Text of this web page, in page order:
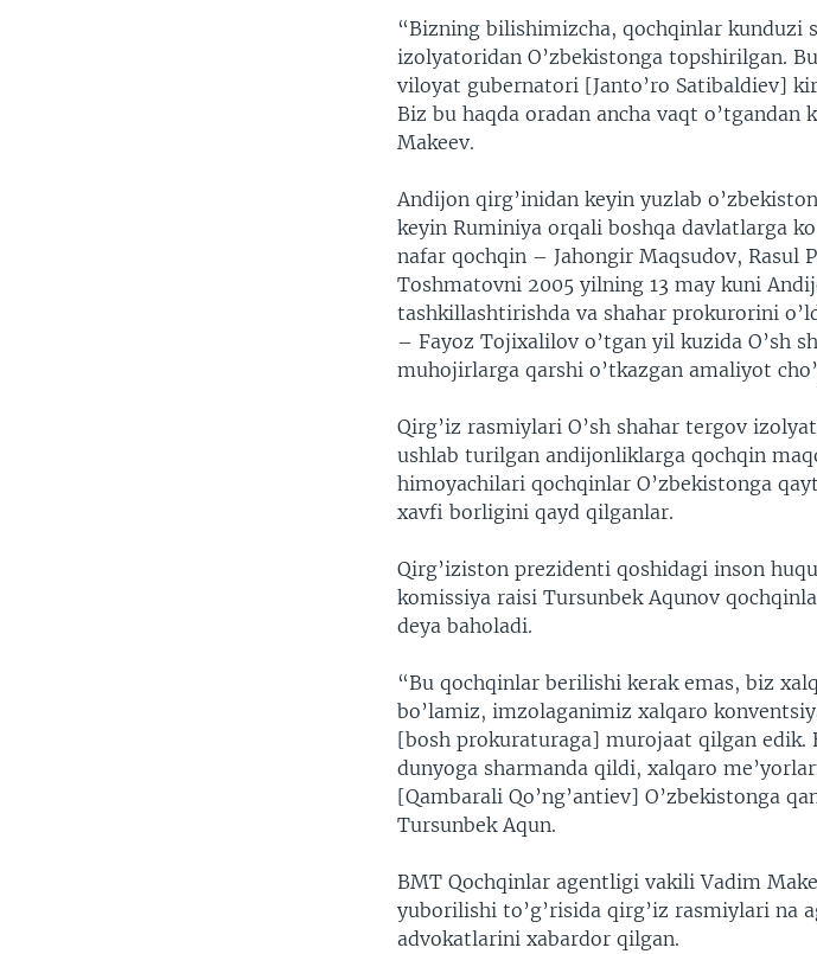
“Bizning bilishimizcha, qochqinlar kunduzi
izolyatoridan O’zbekistonga topshirilgan.
viloyat gubernatori [Janto’ro Satibaldiev]
Biz bu haqda oradan ancha vaqt
Makeev.
Andijon qirg’inidan keyin yuzlab
keyin Ruminiya orqali boshqa davlatlarga
nafar qochqin – Jahongir Maqsudov, Rasul
Toshmatovni 2005 yilning 13 may kuni
tashkillashtirishda va shahar prokurorini
– Fayoz Tojixalilov o’tgan yil kuzida O’sh
muhojirlarga qarshi o’tkazgan amaliyot
Qirg’iz rasmiylari O’sh shahar tergov
ushlab turilgan andijonliklarga qochqin
himoyachilari qochqinlar O’zbekistonga
xavfi borligini qayd qilganlar.
Qirg’iziston prezidenti qoshidagi inson
komissiya raisi Tursunbek Aqunov
deya baholadi.
“Bu qochqinlar berilishi kerak emas, biz
bo’lamiz, imzolaganimiz xalqaro
[bosh prokuraturaga] murojaat qilgan edik.
dunyoga sharmanda qildi, xalqaro
[Qambarali Qo’ng’antiev] O’zbekistonga
Tursunbek Aqun.
BMT Qochqinlar agentligi vakili Vadim
yuborilishi to’g’risida qirg’iz rasmiylari na
advokatlarini xabardor qilgan.